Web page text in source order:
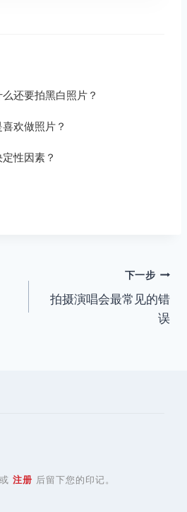
还要拍黑白照片？
欢做照片？
性因素？
下一步
拍摄演唱会最常见的错
误
或 注册 后留下您的印记。